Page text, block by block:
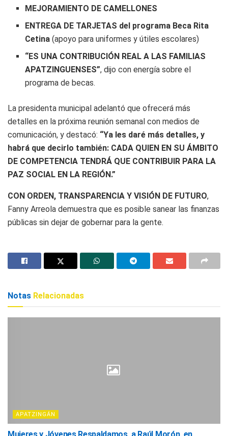
MEJORAMIENTO DE CAMELLONES
ENTREGA DE TARJETAS del programa Beca Rita
Cetina (apoyo para uniformes y útiles escolares)
“ES UNA CONTRIBUCIÓN REAL A LAS FAMILIAS
APATZINGUENSES”, dijo con energía sobre el
programa de becas.
La presidenta municipal adelantó que ofrecerá más
detalles en la próxima reunión semanal con medios de
comunicación, y destacó: “Ya les daré más detalles, y
habrá que decirlo también: CADA QUIEN EN SU ÁMBITO
DE COMPETENCIA TENDRÁ QUE CONTRIBUIR PARA LA
PAZ SOCIAL EN LA REGIÓN.”
CON ORDEN, TRANSPARENCIA Y VISIÓN DE FUTURO,
Fanny Arreola demuestra que es posible sanear las finanzas
públicas sin dejar de gobernar para la gente.
Notas Relacionadas
APATZINGÁN